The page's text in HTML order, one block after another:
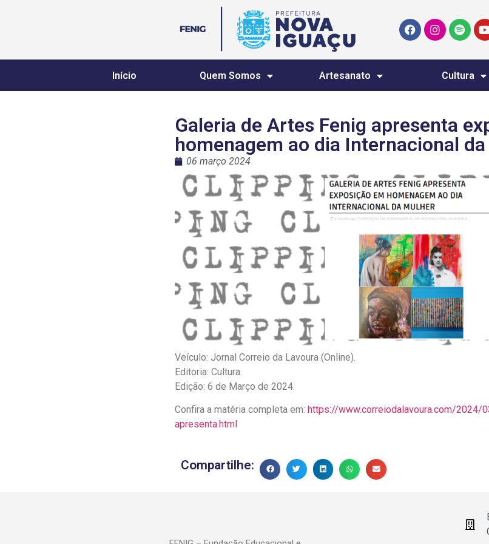
Início Quem Somos Artesanato Cultura
Galeria de Artes Fenig apresenta
homenagem ao dia Internacional
06 março 2024
Veículo: Jornal Correio da Lavoura (Online).
Editoria: Cultura.
Edição: 6 de Março de 2024.
Confira a matéria completa em: https://www.correiodalavoura.com/2024/
apresenta.html
Compartilhe: